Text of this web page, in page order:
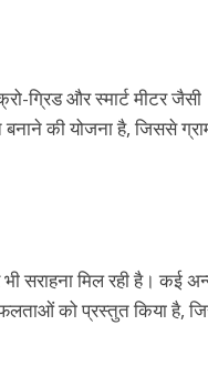
ग्रिड और स्मार्ट मीटर जैसी
बनाने की योजना है, जिससे
सराहना मिल रही है। कई
को प्रस्तुत किया है,